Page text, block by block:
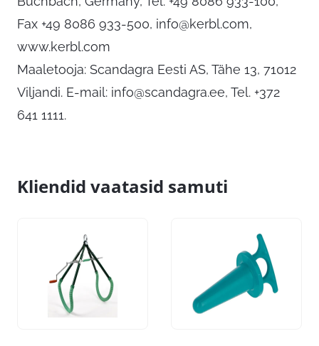
Fax +49 8086 933-500, info@kerbl.com,
www.kerbl.com
Maaletooja: Scandagra Eesti AS, Tähe 13, 71012
Viljandi. E-mail: info@scandagra.ee, Tel. +372
641 1111.
Kliendid vaatasid samuti